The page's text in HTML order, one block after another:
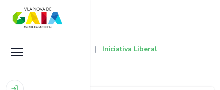
Início Grupos Municipais | Iniciativa Liberal